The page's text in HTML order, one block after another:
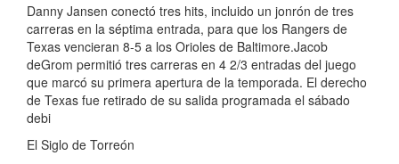
Danny Jansen conectó tres hits, incluido un jonrón de tres
carreras en la séptima entrada, para que los Rangers de
Texas vencieran 8-5 a los Orioles de Baltimore.Jacob
deGrom permitió tres carreras en 4 2/3 entradas del juego
que marcó su primera apertura de la temporada. El derecho
de Texas fue retirado de su salida programada el sábado
debi
El Siglo de Torreón